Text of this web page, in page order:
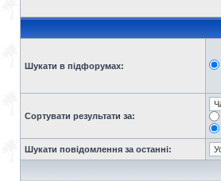
Шукати в підфорумах:
Сортувати результати за:
Шукати повідомлення за останні: